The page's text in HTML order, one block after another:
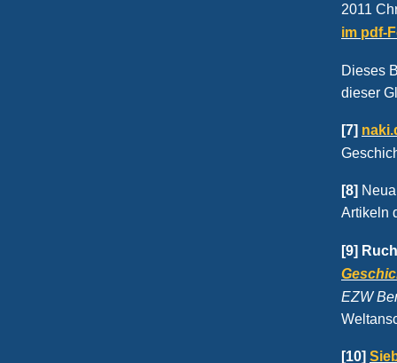
2011
im pdf-
Dieses
dieser
[7]
[8]
Artikeln
[9]
EZW
[10]